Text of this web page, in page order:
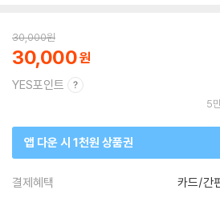
30,000원
30,000
YES포인트
5
앱 다운 시 1천원 상품권
결제혜택 카드/간